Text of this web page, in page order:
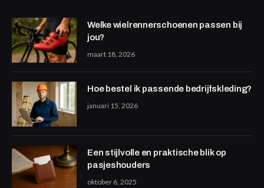
Welke wielrennerschoenen passen bij
jou?
maart 18, 2026
Hoe bestel ik passende bedrijfskleding?
januari 15, 2026
Een stijlvolle en praktische blik op
pasjeshouders
oktober 6, 2025